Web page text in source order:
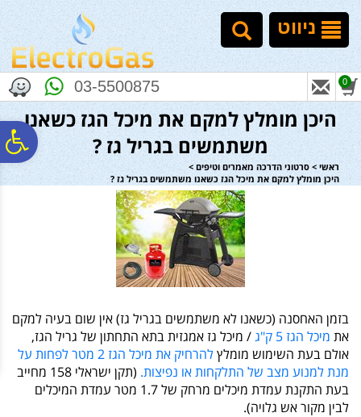
נגישות
אתר
המרכזי
ניווט
03-5500875 0
היכן מומלץ למקם את מיכל הגז כשאנו
משתמשים בגריל גז ?
ראשי > סרטוני הדרכה מאמרים וטיפים >
היכן מומלץ למקם את מיכל הגז כשאנו משתמשים בגריל גז ?
בזמן האחסנה (כשאנו לא משתמשים בגריל גז) אין שום בעיה למקם
את מיכל הגז 5 ק"ג
/ מיכל גז אמגזית בתא התחתון של גריל הגז,
אולם בעת השימוש מומלץ
להרחיק את מיכל הגז 2 מטר לפחות על
מנת למנוע מצב של התלקחות או נפיצות.
(תקן ישראלי 158 מחייב
בעת התקנת עמדת מיכלים מרחק של 1.7 מטר עמדת המיכלים
לבין מקור אש גלויה).